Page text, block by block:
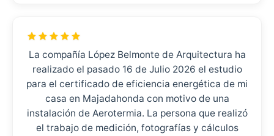
La compañía López Belmonte de Arquitectura ha
realizado el pasado 16 de Julio 2026 el estudio
para el certificado de eficiencia energética de mi
casa en Majadahonda con motivo de una
instalación de Aerotermia. La persona que realizó
el trabajo de medición, fotografías y cálculos